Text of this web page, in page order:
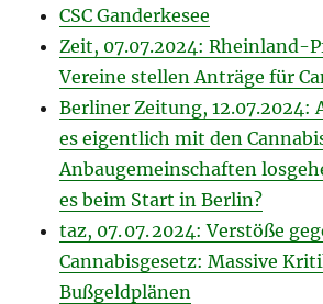
CSC Ganderkesee
Zeit, 07.07.2024: Rheinland-
Vereine stellen Anträge für
Berliner Zeitung, 12.07.2024:
es eigentlich mit den
Anbaugemeinschaften
es beim Start in Berlin?
taz, 07. 07. 2024: Verstöße
Cannabisgesetz: Massive
Bußgeldplänen